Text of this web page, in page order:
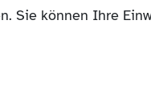
Sie können Ihre